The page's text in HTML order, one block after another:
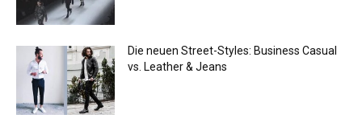
Die neuen Street-Styles: Business Casual
vs. Leather & Jeans